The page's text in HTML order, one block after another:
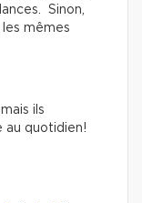
Sinon,
mêmes
ils
quotidien!